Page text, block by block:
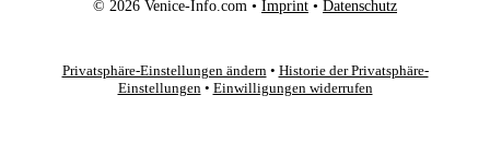
© 2026 Venice-Info.com • Imprint • Datenschutz
Privatsphäre-Einstellungen ändern • Historie der Privatsphäre-
Einstellungen • Einwilligungen widerrufen